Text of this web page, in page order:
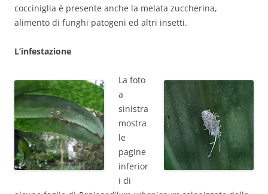
cocciniglia è presente anche la melata zuccherina,
alimento di funghi patogeni ed altri insetti.
L’infestazione
La foto
a
sinistra
mostra
le
pagine
inferior
i di